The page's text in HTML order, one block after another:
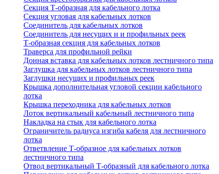
Секция Т-образная для кабельного лотка
Секция угловая для кабельных лотков
Соединитель для кабельных лотков
Соединитель для несущих и и профильных реек
Т-образная секция для кабельных лотков
Траверса для профильной рейки
Донная вставка для кабельных лотков лестничного типа
Заглушка для кабельных лотков лестничного типа
Заглушки несущих и профильных реек
Крышка дополнительная угловой секции кабельного
лотка
Крышка переходника для кабельных лотков
Лоток вертикальный кабельный лестничного типа
Накладка на стык для кабельного лотка
Ограничитель радиуса изгиба кабеля для лестничного
лотка
Ответвление Т-образное для кабельных лотков
лестничного типа
Отвод вертикальный Т-образный для кабельного лотка